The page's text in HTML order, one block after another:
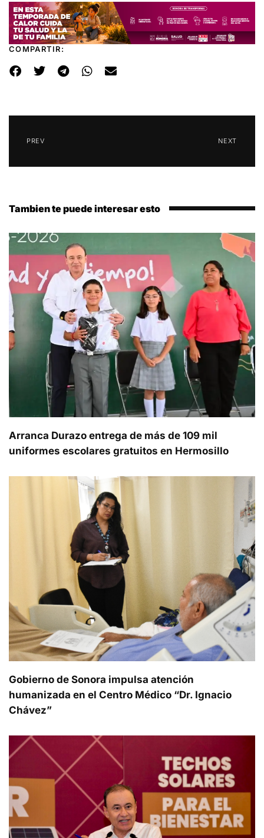
COMPARTIR:
PREV NEXT
Tambien te puede interesar esto
Arranca Durazo entrega de más de 109 mil
uniformes escolares gratuitos en Hermosillo
Gobierno de Sonora impulsa atención
humanizada en el Centro Médico “Dr. Ignacio
Chávez”